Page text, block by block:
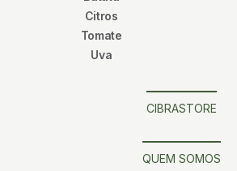
Citros
Tomate
Uva
CIBRASTORE
QUEM SOMOS